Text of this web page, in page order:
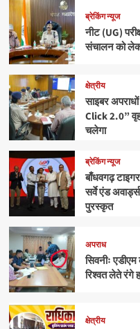
ब्रेकिंग न्यूज
नीट (UG)
संचालन को लेकर
क्षेत्रीय
साइबर
Click 2.0”
चलेगा
ब्रेकिंग न्यूज
बाँधवगढ़
सर्वे एंड
पुरस्कृत
अपराध
सिवनीः
रिश्वत लेते रंगे
क्षेत्रीय